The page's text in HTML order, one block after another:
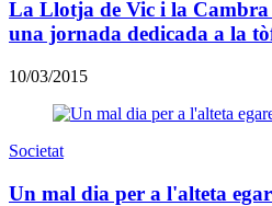
La Llotja de Vic i la Cambra
una jornada dedicada a la
10/03/2015
Societat
Un mal dia per a l'alteta